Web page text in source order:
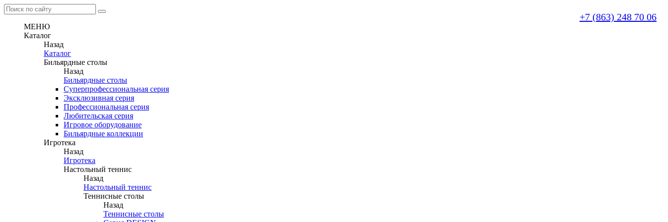
+7 (863) 248 70 06
МЕНЮ
Каталог
Назад
Каталог
Бильярдные столы
Назад
Бильярдные столы
Суперпрофессиональная серия
Эксклюзивная серия
Профессиональная серия
Любительская серия
Игровое оборудование
Бильярдные коллекции
Игротека
Назад
Игротека
Настольный теннис
Назад
Настольный теннис
Теннисные столы
Назад
Теннисные столы